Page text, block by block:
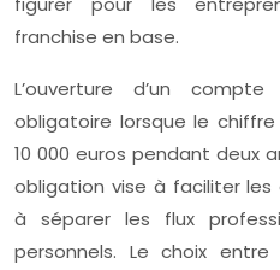
franchise en base.
L’ouverture d’un
obligatoire lorsque le
10 000 euros pendant deux
obligation vise à faciliter
à séparer les flux
personnels. Le choix